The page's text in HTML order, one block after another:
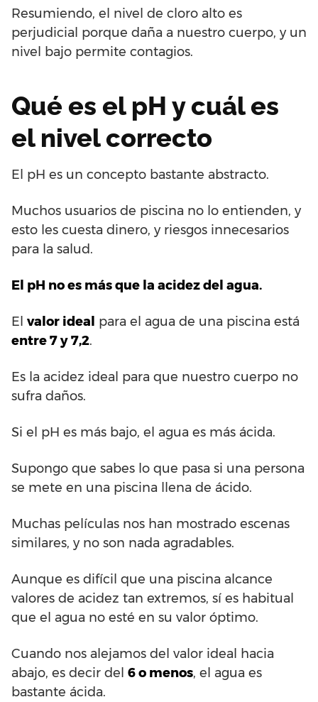
Resumiendo, el nivel de cloro alto es
perjudicial porque daña a nuestro cuerpo, y un
nivel bajo permite contagios.
Qué es el pH y cuál es
el nivel correcto
El pH es un concepto bastante abstracto.
Muchos usuarios de piscina no lo entienden, y
esto les cuesta dinero, y riesgos innecesarios
para la salud.
El pH no es más que la acidez del agua.
El valor ideal para el agua de una piscina está
entre 7 y 7,2.
Es la acidez ideal para que nuestro cuerpo no
sufra daños.
Si el pH es más bajo, el agua es más ácida.
Supongo que sabes lo que pasa si una persona
se mete en una piscina llena de ácido.
Muchas películas nos han mostrado escenas
similares, y no son nada agradables.
Aunque es difícil que una piscina alcance
valores de acidez tan extremos, sí es habitual
que el agua no esté en su valor óptimo.
Cuando nos alejamos del valor ideal hacia
abajo, es decir del 6 o menos, el agua es
bastante ácida.